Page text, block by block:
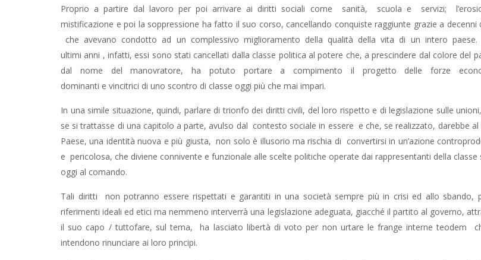
Proprio a partire dal lavoro per poi arrivare ai diritti sociali come sanità, scuola e servizi;
mistificazione e poi la soppressione ha fatto il suo corso, cancellando conquiste raggiunte grazie a decenni
che avevano condotto ad un complessivo miglioramento della qualità della vita di un intero
ultimi anni , infatti, essi sono stati cancellati dalla classe politica al potere che, a prescindere dal colore del
dal nome del manovratore, ha potuto portare a compimento il progetto delle forze
dominanti e vincitrici di uno scontro di classe oggi più che mai impari.
In una simile situazione, quindi, parlare di trionfo dei diritti civili, del loro rispetto e di legislazione sulle
se si trattasse di una capitolo a parte, avulso dal contesto sociale in essere e che, se realizzato, darebbe
Paese, una identità nuova e più giusta, non solo è illusorio ma rischia di convertirsi in un’azione
e pericolosa, che diviene connivente e funzionale alle scelte politiche operate dai rappresentanti della classe
oggi al comando.
Tali diritti non potranno essere rispettati e garantiti in una società sempre più in crisi ed allo sbando,
riferimenti ideali ed etici ma nemmeno interverrà una legislazione adeguata, giacché il partito al governo,
il suo capo / tuttofare, sul tema, ha lasciato libertà di voto per non urtare le frange interne teodem
intendono rinunciare ai loro principi.